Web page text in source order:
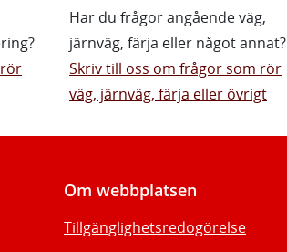
Har du frågor angående väg,
järnväg, färja eller något annat?
Skriv till oss om frågor som rör
väg, järnväg, färja eller övrigt
Om webbplatsen
Tillgänglighetsredogörelse